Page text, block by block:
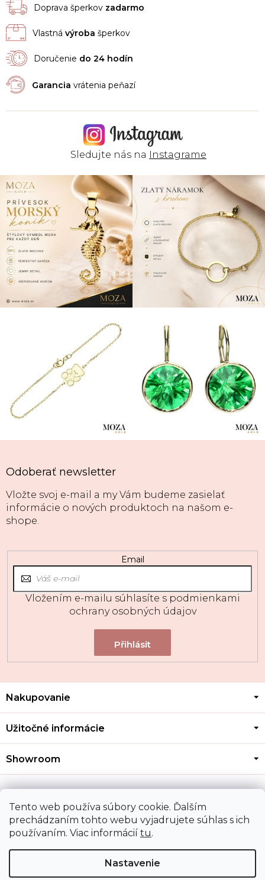
Tento web používa súbory cookie. Ďalším
prechádzaním tohto webu vyjadrujete súhlas s ich
používaním. Viac informácií tu.
Nastavenie
Doprava šperkov zadarmo
Vlastná výroba šperkov
Doručenie do 24 hodín
Garancia vrátenia peňazí
Sledujte nás na Instagrame
Odoberať newsletter
Vložte svoj e-mail a my Vám budeme zasielať
informácie o nových produktoch na našom e-
shope.
Email
Vložením e-mailu súhlasíte s podmienkami
ochrany osobných údajov
Z
p
t
Nakupovanie
Užitočné informácie
Showroom
Kontakt